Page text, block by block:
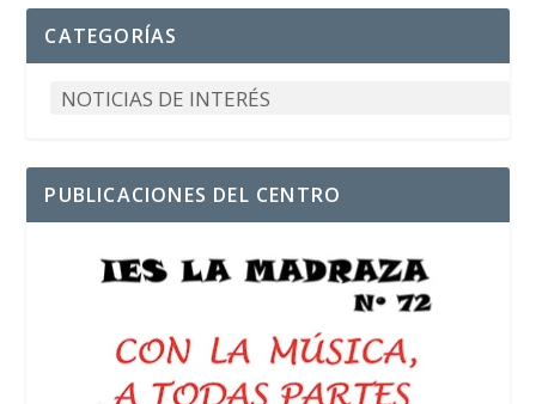
CATEGORÍAS
PUBLICACIONES DEL CENTRO